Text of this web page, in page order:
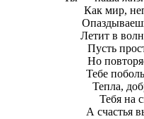
Как мир,
Летит в
Пусть
Но
Тебе
Тепла,
Тебя на
А счастья